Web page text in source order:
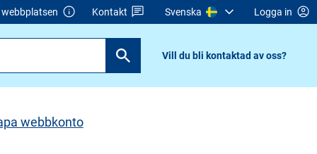
webbplatsen Kontakt Svenska Logga in
Vill du bli kontaktad av oss?
webbkonto